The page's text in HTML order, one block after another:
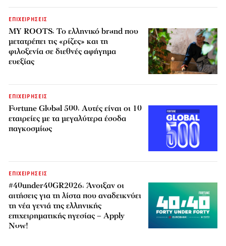
ΕΠΙΧΕΙΡΗΣΕΙΣ
MY ROOTS: Το ελληνικό brand που
μετατρέπει τις «ρίζες» και τη
φιλοξενία σε διεθνές αφήγημα
ευεξίας
ΕΠΙΧΕΙΡΗΣΕΙΣ
Fortune Global 500: Αυτές είναι οι 10
εταιρείες με τα μεγαλύτερα έσοδα
παγκοσμίως
ΕΠΙΧΕΙΡΗΣΕΙΣ
#40under40GR2026: Άνοιξαν οι
αιτήσεις για τη λίστα που αναδεικνύει
τη νέα γενιά της ελληνικής
επιχειρηματικής ηγεσίας – Apply
Now!